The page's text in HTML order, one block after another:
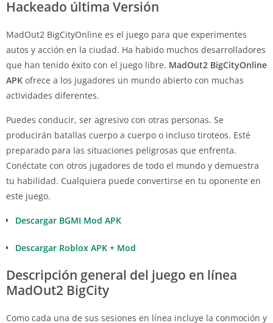
Hackeado última Versión
MadOut2 BigCityOnline es el juego para que experimentes
autos y acción en la ciudad. Ha habido muchos desarrolladores
que han tenido éxito con el juego libre. MadOut2 BigCityOnline
APK ofrece a los jugadores un mundo abierto con muchas
actividades diferentes.
Puedes conducir, ser agresivo con otras personas. Se
producirán batallas cuerpo a cuerpo o incluso tiroteos. Esté
preparado para las situaciones peligrosas que enfrenta.
Conéctate con otros jugadores de todo el mundo y demuestra
tu habilidad. Cualquiera puede convertirse en tu oponente en
este juego.
Descargar BGMI Mod APK
Descargar Roblox APK + Mod
Descripción general del juego en línea
MadOut2 BigCity
Como cada una de sus sesiones en línea incluye la conmoción y